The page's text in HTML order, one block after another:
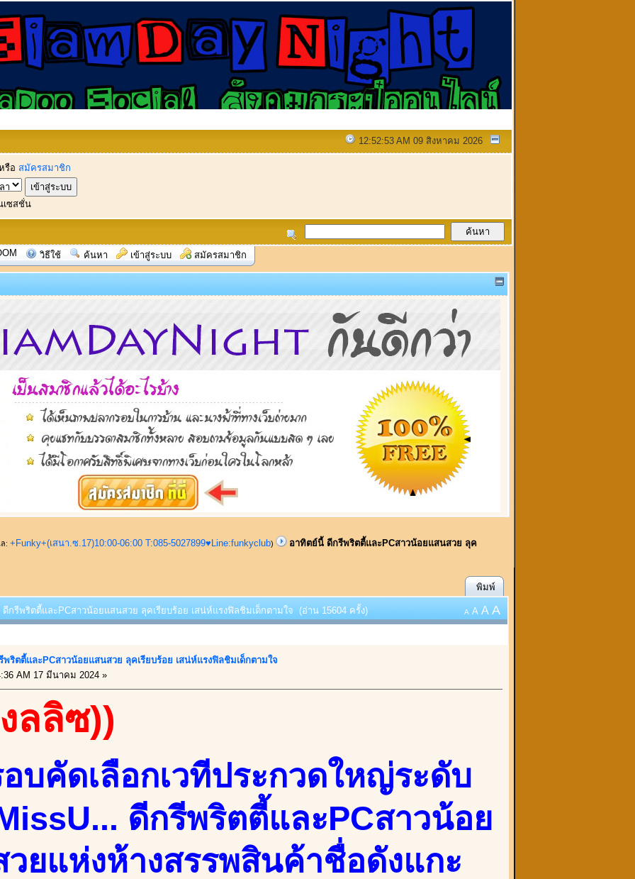
12:52:53 AM 09 สิงหาคม 2026
รือ สมัครสมาชิก
เซสชั่น
วิธีใช้ ค้นหา เข้าสู่ระบบ สมัครสมาชิก
: +Funky+(เสนา.ซ.17)10:00-06:00 T:085-5027899♥Line:funkyclub) อาทิตย์นี้ ดีกรีพริตตี้และPCสาวน้อยแสนสวย ลุค
พิมพ์
กรีพริตตี้และPCสาวน้อยแสนสวย ลุคเรียบร้อย เสน่ห์แรงฟิลชิมเด็กตามใจ (อ่าน 15604 ครั้ง) A A A A
ริตตี้และPCสาวน้อยแสนสวย ลุคเรียบร้อย เสน่ห์แรงฟิลชิมเด็กตามใจ
AM 17 มีนาคม 2024 »
ลลิซ))
บคัดเลือกเวทีประกวดใหญ่ระดับ
ดีกรีพริตตี้และPCสาวน้อย
ยแห่งห้างสรรพสินค้าชื่อดังแกะ